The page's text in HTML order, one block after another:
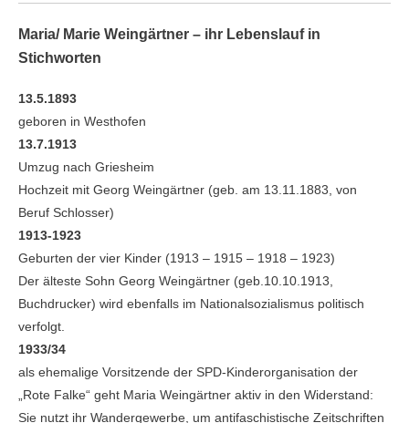
Maria/ Marie Weingärtner – ihr Lebenslauf in
Stichworten
13.5.1893
geboren in Westhofen
13.7.1913
Umzug nach Griesheim
Hochzeit mit Georg Weingärtner (geb. am 13.11.1883, von
Beruf Schlosser)
1913-1923
Geburten der vier Kinder (1913 – 1915 – 1918 – 1923)
Der älteste Sohn Georg Weingärtner (geb.10.10.1913,
Buchdrucker) wird ebenfalls im Nationalsozialismus politisch
verfolgt.
1933/34
als ehemalige Vorsitzende der SPD-Kinderorganisation der
„Rote Falke“ geht Maria Weingärtner aktiv in den Widerstand:
Sie nutzt ihr Wandergewerbe, um antifaschistische Zeitschriften